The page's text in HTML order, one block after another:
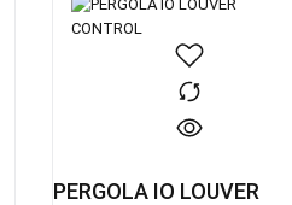
PERGOLA IO LOUVER